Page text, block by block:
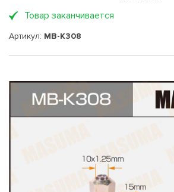
Товар заканчивается
Артикул: MB-K308